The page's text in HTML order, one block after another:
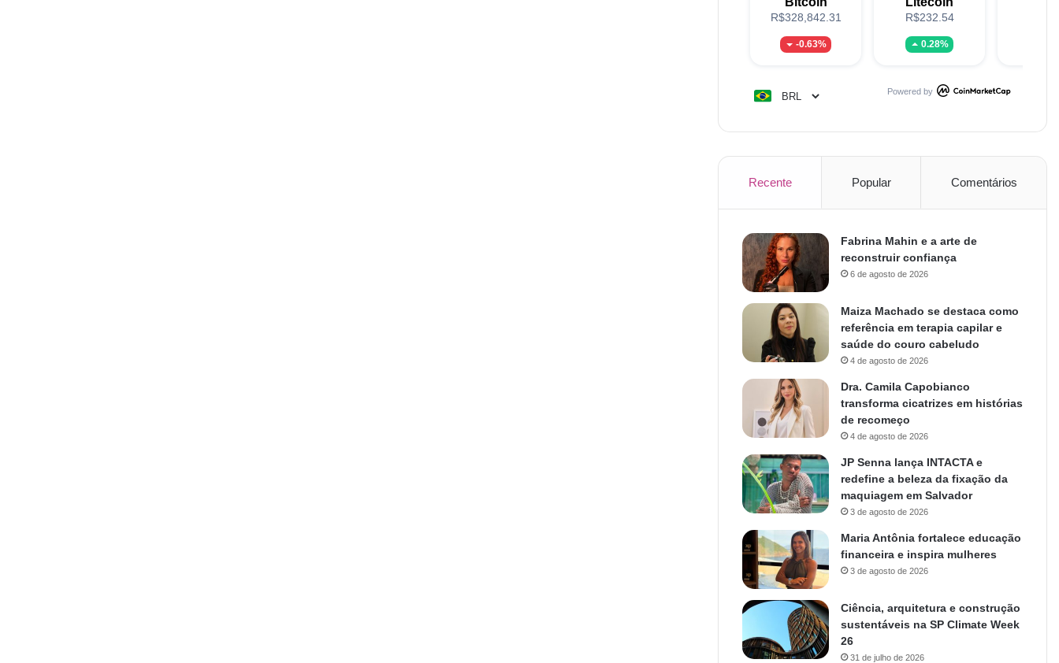
R$328,842.31
-0.63%
R$232.54
0.28%
Powered by
Recente Popular Comentários
Fabrina Mahin e a arte de
reconstruir confiança
6 de agosto de 2026
Maiza Machado se destaca como
referência em terapia capilar e
saúde do couro cabeludo
4 de agosto de 2026
Dra. Camila Capobianco
transforma cicatrizes em histórias
de recomeço
4 de agosto de 2026
JP Senna lança INTACTA e
redefine a beleza da fixação da
maquiagem em Salvador
3 de agosto de 2026
Maria Antônia fortalece educação
financeira e inspira mulheres
3 de agosto de 2026
Ciência, arquitetura e construção
sustentáveis na SP Climate Week
26
31 de julho de 2026